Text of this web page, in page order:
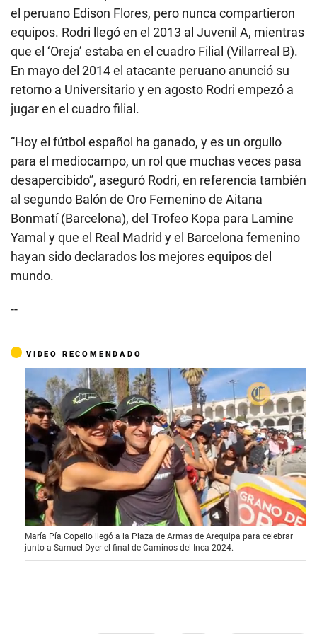
el peruano Edison Flores, pero nunca compartieron
equipos. Rodri llegó en el 2013 al Juvenil A, mientras
que el ‘Oreja’ estaba en el cuadro Filial (Villarreal B).
En mayo del 2014 el atacante peruano anunció su
retorno a Universitario y en agosto Rodri empezó a
jugar en el cuadro filial.
“Hoy el fútbol español ha ganado, y es un orgullo
para el mediocampo, un rol que muchas veces pasa
desapercibido”, aseguró Rodri, en referencia también
al segundo Balón de Oro Femenino de Aitana
Bonmatí (Barcelona), del Trofeo Kopa para Lamine
Yamal y que el Real Madrid y el Barcelona femenino
hayan sido declarados los mejores equipos del
mundo.
--
VIDEO RECOMENDADO
0
o
f
2
María Pía Copello llegó a la Plaza de Armas de Arequipa para celebrar
junto a Samuel Dyer el final de Caminos del Inca 2024.